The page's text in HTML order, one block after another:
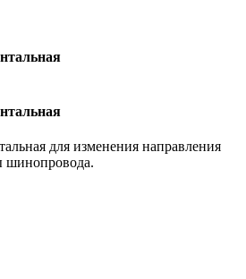
для изменения направления
шинопровода.